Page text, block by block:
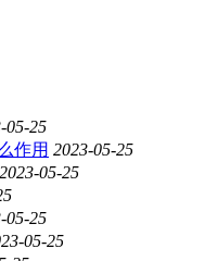
05-25
作用 2023-05-25
2023-05-25
05-25
05-25